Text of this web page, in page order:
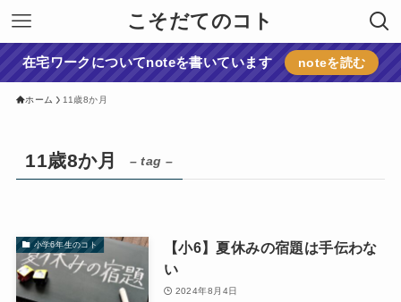
こそだてのコト
在宅ワークについてnoteを書いています noteを読む
ホーム 11歳8か月
11歳8か月 – tag –
小学6年生のコト
【小6】夏休みの宿題は手伝わな
い
2024年8月4日